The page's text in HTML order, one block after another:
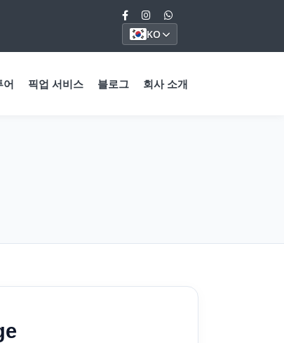
KO
어 픽업 서비스 블로그 회사 소개